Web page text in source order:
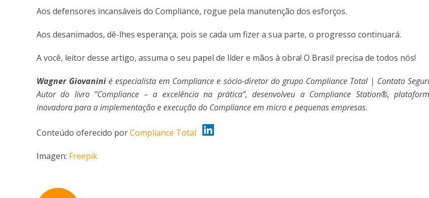
Aos defensores incansáveis do Compliance, rogue pela manutenção dos esforços.
Aos desanimados, dê-lhes esperança, pois se cada um fizer a sua parte, o progresso continuará.
A você, leitor desse artigo, assuma o seu papel de líder e mãos à obra! O Brasil precisa de todos nós!
Wagner Giovanini é especialista em Compliance e sócio-diretor do grupo Compliance Total | Contato
Autor do livro “Compliance – a excelência na prática”, desenvolveu a Compliance Station®,
inovadora para a implementação e execução do Compliance em micro e pequenas empresas.
Conteúdo oferecido porCompliance Total
Imagen: Freepik